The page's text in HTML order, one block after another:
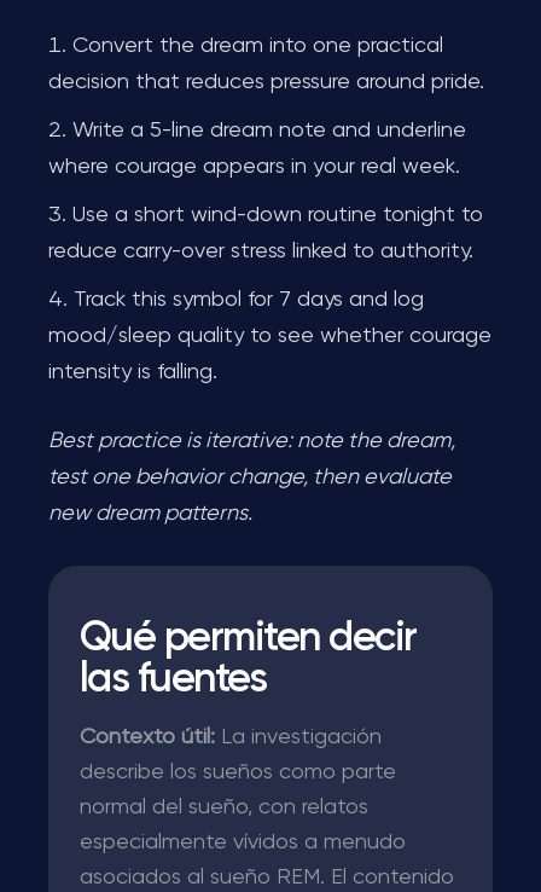
Convert the dream into one practical
decision that reduces pressure around pride.
Write a 5-line dream note and underline
where courage appears in your real week.
Use a short wind-down routine tonight to
reduce carry-over stress linked to authority.
Track this symbol for 7 days and log
mood/sleep quality to see whether courage
intensity is falling.
Best practice is iterative: note the dream,
test one behavior change, then evaluate
new dream patterns.
Qué permiten decir
las fuentes
Contexto útil: La investigación
describe los sueños como parte
normal del sueño, con relatos
especialmente vívidos a menudo
asociados al sueño REM. El contenido